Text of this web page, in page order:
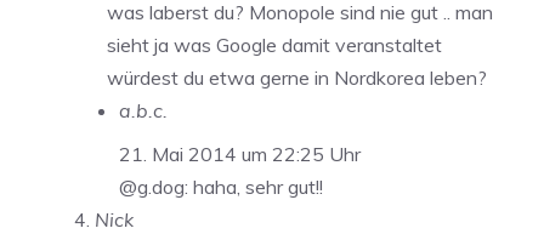
was laberst du? Monopole sind nie gut .. man
sieht ja was Google damit veranstaltet
würdest du etwa gerne in Nordkorea leben?
a.b.c.
21. Mai 2014 um 22:25 Uhr
@g.dog: haha, sehr gut!!
Nick